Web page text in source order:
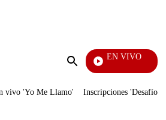
Enviar
EN VIVO
vivo 'Yo Me Llamo' Inscripciones 'Desafío'